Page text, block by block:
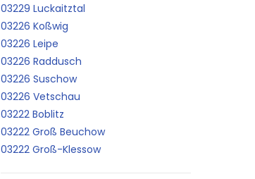
03229 Luckaitztal
03226 Koßwig
03226 Leipe
03226 Raddusch
03226 Suschow
03226 Vetschau
03222 Boblitz
03222 Groß Beuchow
03222 Groß-Klessow